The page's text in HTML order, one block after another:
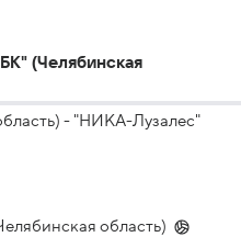
(Челябинская
- "НИКА-Лузалес"
область)